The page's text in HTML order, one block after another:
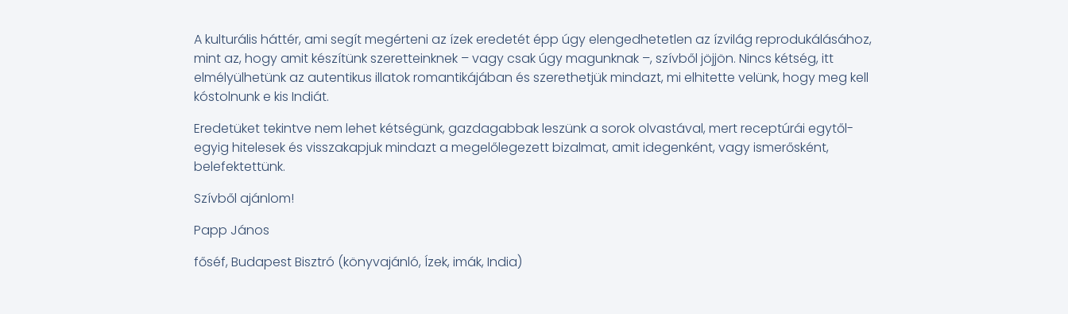
A kulturális háttér, ami segít megérteni az ízek eredetét épp úgy elengedhetetlen az ízvilág reprodukálásához,
mint az, hogy amit készítünk szeretteinknek – vagy csak úgy magunknak –, szívből jöjjön. Nincs kétség, itt
elmélyülhetünk az autentikus illatok romantikájában és szerethetjük mindazt, mi elhitette velünk, hogy meg kell
kóstolnunk e kis Indiát.
Eredetüket tekintve nem lehet kétségünk, gazdagabbak leszünk a sorok olvastával, mert receptúrái egytől-
egyig hitelesek és visszakapjuk mindazt a megelőlegezett bizalmat, amit idegenként, vagy ismerősként,
belefektettünk.
Szívből ajánlom!
Papp János
főséf, Budapest Bisztró (könyvajánló, Ízek, imák, India)